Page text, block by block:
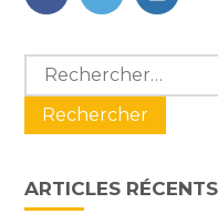
FaceBook
Twitter
Blog
sidebar
Rechercher :
ARTICLES RÉCENTS